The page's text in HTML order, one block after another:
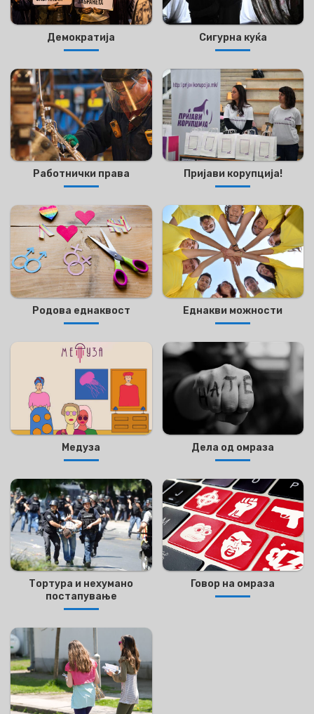
Демократија Сигурна куќа
Работнички права Пријави корупција!
Родова еднаквост Еднакви можности
Медуза Дела од омраза
Тортура и нехумано
постапување
Говор на омраза